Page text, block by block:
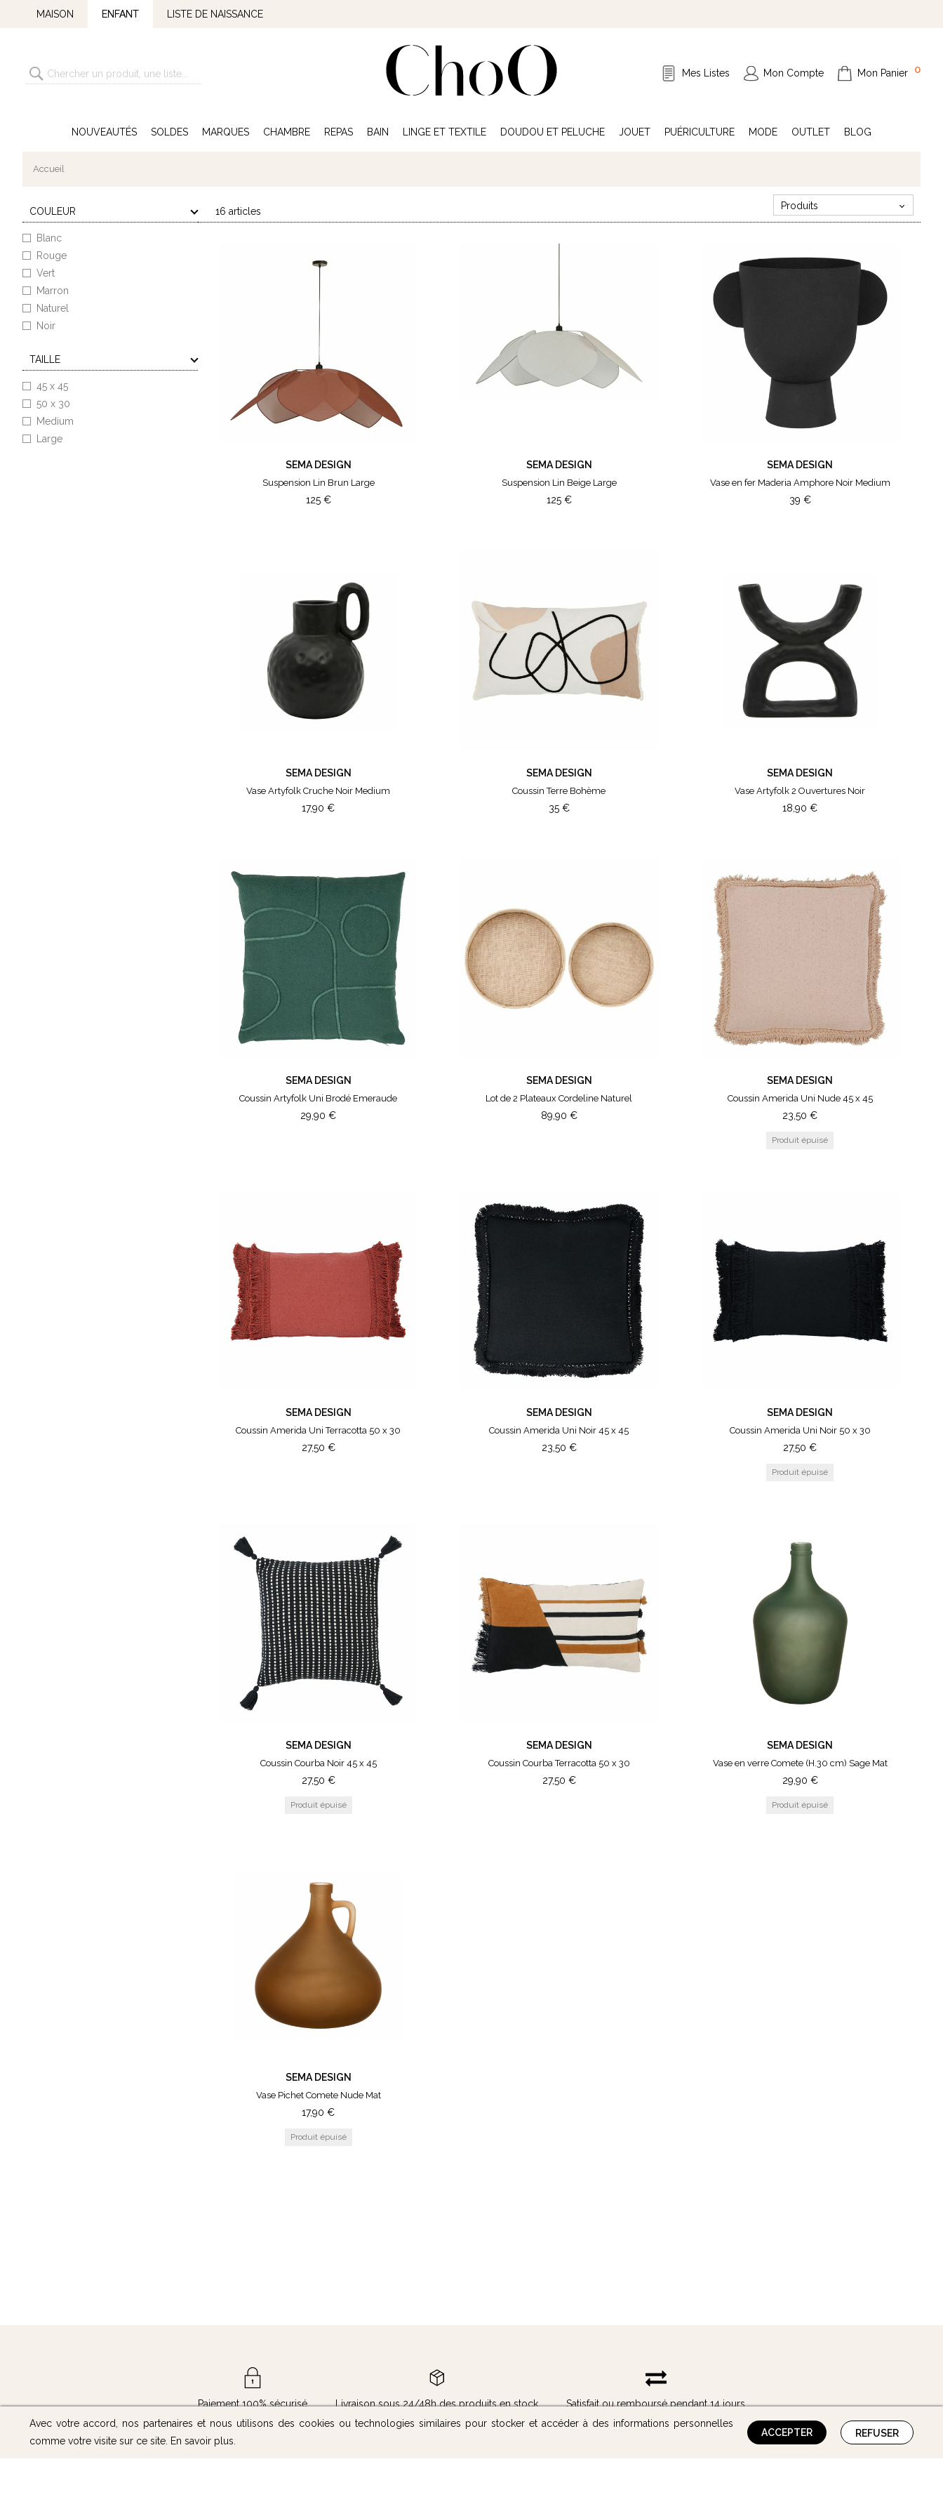
MAISON ENFANT LISTE DE NAISSANCE
Mes Listes Mon Compte Mon Panier 0
NOUVEAUTÉS SOLDES MARQUES CHAMBRE REPAS BAIN LINGE ET TEXTILE DOUDOU ET PELUCHE JOUET PUÉRICULTURE MODE OUTLET BLOG
Accueil
COULEUR
Blanc
Rouge
Vert
Marron
Naturel
Noir
TAILLE
45 x 45
50 x 30
Medium
Large
16 articles Produits
SEMA DESIGN
Suspension Lin Brun Large
125 €
SEMA DESIGN
Suspension Lin Beige Large
125 €
SEMA DESIGN
Vase en fer Maderia Amphore Noir Medium
39 €
SEMA DESIGN
Vase Artyfolk Cruche Noir Medium
17,90 €
SEMA DESIGN
Coussin Terre Bohème
35 €
SEMA DESIGN
Vase Artyfolk 2 Ouvertures Noir
18,90 €
SEMA DESIGN
Coussin Artyfolk Uni Brodé Emeraude
29,90 €
SEMA DESIGN
Lot de 2 Plateaux Cordeline Naturel
89,90 €
SEMA DESIGN
Coussin Amerida Uni Nude 45 x 45
23,50 €
SEMA DESIGN
Coussin Amerida Uni Terracotta 50 x 30
27,50 €
SEMA DESIGN
Coussin Amerida Uni Noir 45 x 45
23,50 €
SEMA DESIGN
Coussin Amerida Uni Noir 50 x 30
27,50 €
SEMA DESIGN
Coussin Courba Noir 45 x 45
27,50 €
SEMA DESIGN
Coussin Courba Terracotta 50 x 30
27,50 €
SEMA DESIGN
Vase en verre Comete (H.30 cm) Sage Mat
29,90 €
SEMA DESIGN
Vase Pichet Comete Nude Mat
17,90 €
Paiement 100% sécurisé Livraison sous 24/48h des produits en stock Satisfait ou remboursé pendant 14 jours
Avec votre accord, nos partenaires et nous utilisons des cookies ou technologies similaires pour stocker et accéder à des informations personnelles
comme votre visite sur ce site. En savoir plus
ACCEPTER REFUSER